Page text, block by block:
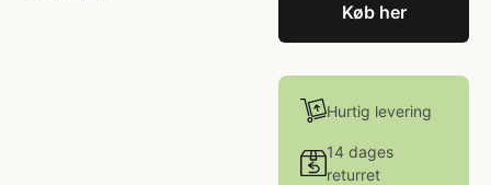
Køb her
Hurtig levering
14 dages
returret